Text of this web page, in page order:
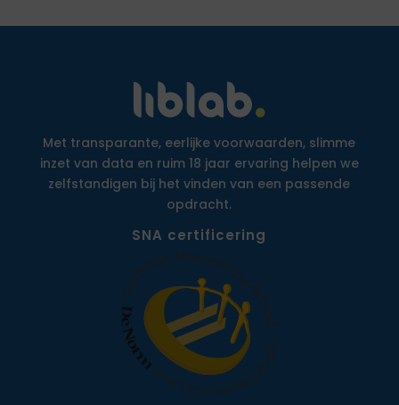
Met transparante, eerlijke voorwaarden, slimme
inzet van data en ruim 18 jaar ervaring helpen we
zelfstandigen bij het vinden van een passende
opdracht.
SNA certificering